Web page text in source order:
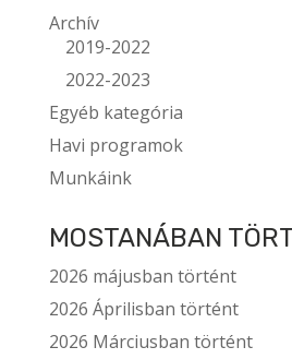
Archív
2019-2022
2022-2023
Egyéb kategória
Havi programok
Munkáink
MOSTANÁBAN
2026 májusban történt
2026 Áprilisban történt
2026 Márciusban történt